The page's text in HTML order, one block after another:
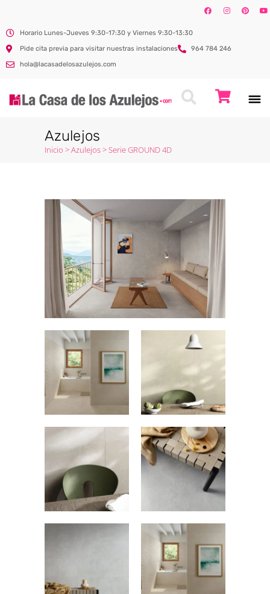
Horario Lunes-Jueves 9:30-17:30 y Viernes 9:30-13:30
Pide cita previa para visitar nuestras instalaciones
964 784 246
hola@lacasadelosazulejos.com
Azulejos
Inicio >Azulejos>Serie GROUND 4D